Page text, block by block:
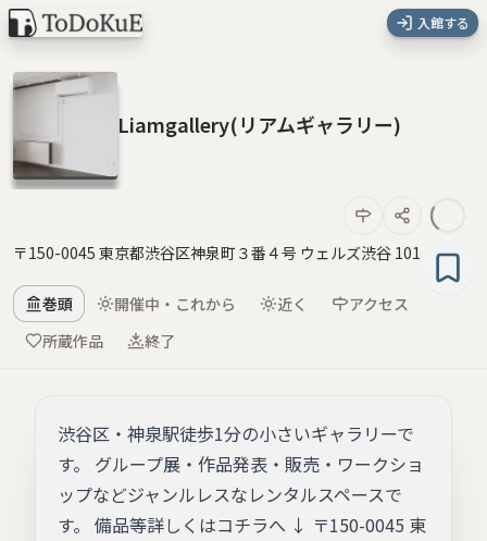
入館する
Liamgallery(リアムギャラリー)
〒150-0045 東京都渋谷区神泉町３番４号 ウェルズ渋谷 101
巻頭 開催中・これから 近く
アクセス
所蔵作品
終了
渋谷区・神泉駅徒歩1分の小さいギャラリーで
す。 グループ展・作品発表・販売・ワークショ
ップなどジャンルレスなレンタルスペースで
す。 備品等詳しくはコチラへ ↓ 〒150-0045 東